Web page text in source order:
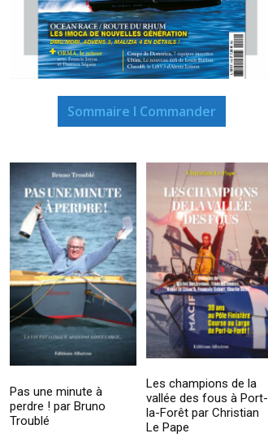
Sommaire I Commander
Pas une minute à
perdre ! par Bruno
Troublé
Les champions de la
vallée des fous à Port-
la-Forêt par Christian
Le Pape